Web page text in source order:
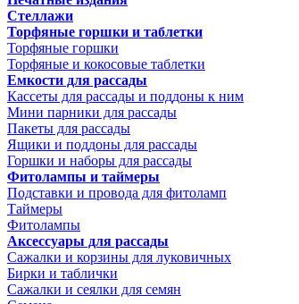
Стеллажи
Торфяные горшки и таблетки
Торфяные горшки
Торфяные и кокосовые таблетки
Емкости для рассады
Кассеты для рассады и поддоны к ним
Мини парники для рассады
Пакеты для рассады
Ящики и поддоны для рассады
Горшки и наборы для рассады
Фитолампы и таймеры
Подставки и провода для фитоламп
Таймеры
Фитолампы
Аксессуары для рассады
Сажалки и корзины для луковичных
Бирки и таблички
Сажалки и сеялки для семян